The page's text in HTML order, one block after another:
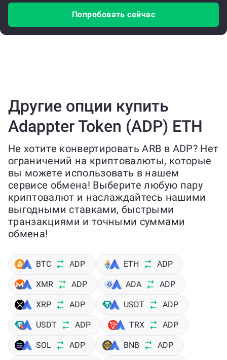
Попробовать сейчас
Другие опции купить
Adappter Token (ADP) ETH
Не хотите конвертировать ARB в ADP? Нет
ограничений на криптовалюты, которые
вы можете использовать в нашем
сервисе обмена! Выберите любую пару
криптовалют и наслаждайтесь нашими
выгодными ставками, быстрыми
транзакциями и точными суммами
обмена!
BTC ADP ETH ADP
XMR ADP ADA ADP
XRP ADP USDT ADP
USDT ADP TRX ADP
SOL ADP BNB ADP